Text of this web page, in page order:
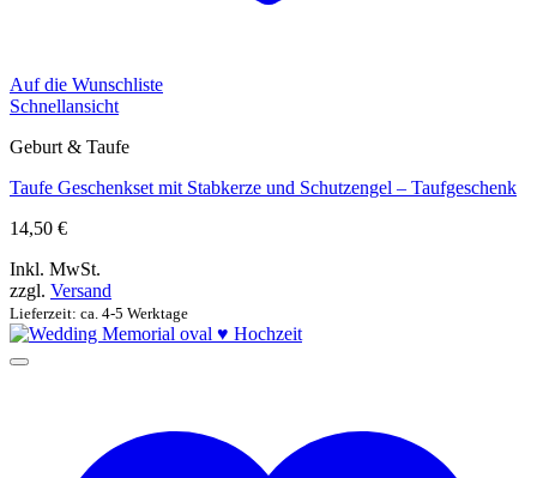
Auf die Wunschliste
Schnellansicht
Geburt & Taufe
Taufe Geschenkset mit Stabkerze und Schutzengel – Taufgeschenk
14,50 €
Inkl. MwSt.
zzgl. Versand
Lieferzeit: ca. 4-5 Werktage